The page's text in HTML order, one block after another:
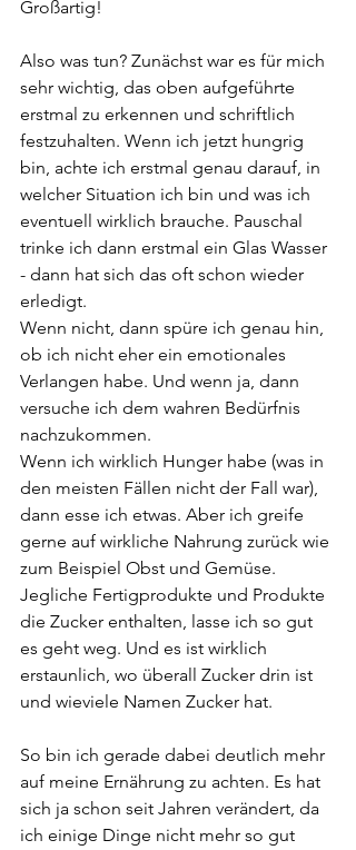
Großartig!
Also was tun? Zunächst war es für mich
sehr wichtig, das oben aufgeführte
erstmal zu erkennen und schriftlich
festzuhalten. Wenn ich jetzt hungrig
bin, achte ich erstmal genau darauf, in
welcher Situation ich bin und was ich
eventuell wirklich brauche. Pauschal
trinke ich dann erstmal ein Glas Wasser
- dann hat sich das oft schon wieder
erledigt.
Wenn nicht, dann spüre ich genau hin,
ob ich nicht eher ein emotionales
Verlangen habe. Und wenn ja, dann
versuche ich dem wahren Bedürfnis
nachzukommen.
Wenn ich wirklich Hunger habe (was in
den meisten Fällen nicht der Fall war),
dann esse ich etwas. Aber ich greife
gerne auf wirkliche Nahrung zurück wie
zum Beispiel Obst und Gemüse.
Jegliche Fertigprodukte und Produkte
die Zucker enthalten, lasse ich so gut
es geht weg. Und es ist wirklich
erstaunlich, wo überall Zucker drin ist
und wieviele Namen Zucker hat.
So bin ich gerade dabei deutlich mehr
auf meine Ernährung zu achten. Es hat
sich ja schon seit Jahren verändert, da
ich einige Dinge nicht mehr so gut